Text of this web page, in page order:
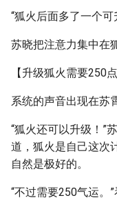
“狐火后面多了一个可
苏晓把注意力集中在
【升级狐火需要250
系统的声音出现在苏
“狐火还可以升级！”
道，狐火是自己这次
自然是极好的。
“不过需要250气运。